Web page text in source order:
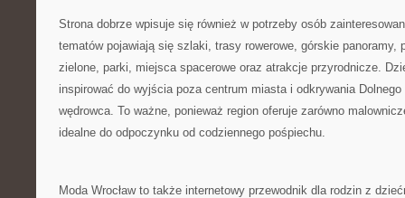
Strona dobrze wpisuje się również w potrzeby osób
tematów pojawiają się szlaki, trasy rowerowe, górskie panoramy,
zielone, parki, miejsca spacerowe oraz atrakcje przyrodnicze.
inspirować do wyjścia poza centrum miasta i odkrywania
wędrowca. To ważne, ponieważ region oferuje zarówno
idealne do odpoczynku od codziennego pośpiechu.
Moda Wrocław to także internetowy przewodnik dla rodzin z